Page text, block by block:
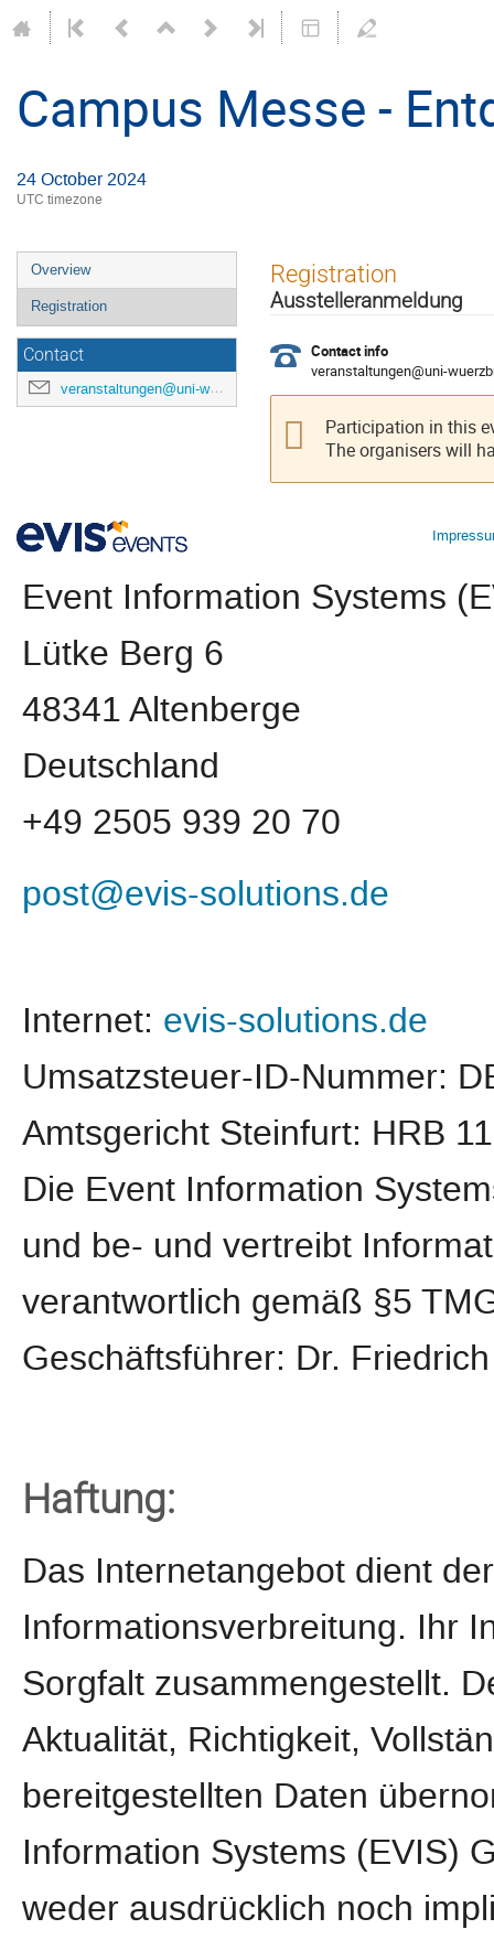
Campus Messe -
24 October 2024
UTC timezone
Event
menu
Overview
Registration
Contact
veranstaltungen@uni-wuerzburg-gmbh.de
Registration
Ausstelleranmeldung
Contact info
veranstaltungen@uni-
Participation in this
The organisers will
Event Information Systems
Lütke Berg 6
48341 Altenberge
Deutschland
+49 2505 939 20 70
post@evis-solutions.de
Internet: evis-solutions.de
Umsatzsteuer-ID-Nummer:
Amtsgericht Steinfurt: HRB
Die Event Information
und be- und vertreibt
verantwortlich gemäß §5
Geschäftsführer: Dr.
Haftung:
Das Internetangebot dient
Informationsverbreitung. Ihr
Sorgfalt zusammengestellt.
Aktualität, Richtigkeit,
bereitgestellten Daten
Information Systems (EVIS)
weder ausdrücklich noch